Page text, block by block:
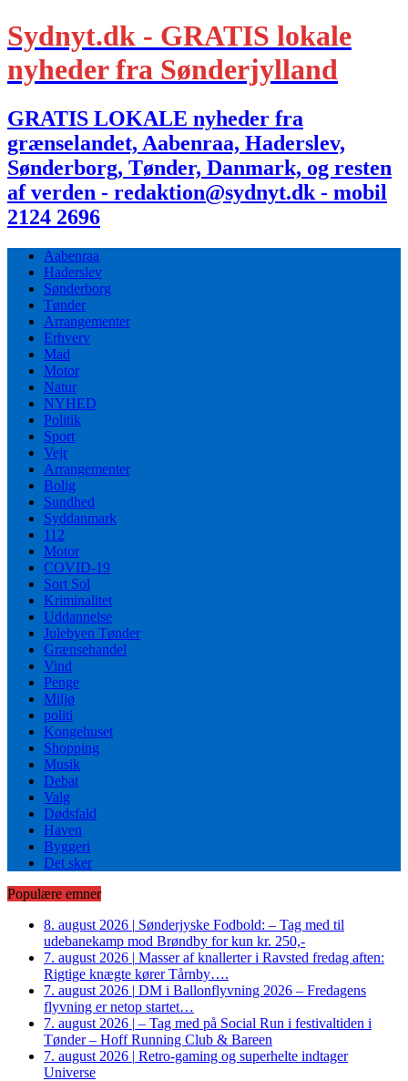
Sydnyt.dk - GRATIS lokale
nyheder fra Sønderjylland
GRATIS LOKALE nyheder fra
grænselandet, Aabenraa, Haderslev,
Sønderborg, Tønder, Danmark, og resten
af verden - redaktion@sydnyt.dk - mobil
2124 2696
Aabenraa
Haderslev
Sønderborg
Tønder
Arrangementer
Erhverv
Mad
Motor
Natur
NYHED
Politik
Sport
Vejr
Arrangementer
Bolig
Sundhed
Syddanmark
112
Motor
COVID-19
Sort Sol
Kriminalitet
Uddannelse
Julebyen Tønder
Grænsehandel
Vind
Penge
Miljø
politi
Kongehuset
Shopping
Musik
Debat
Valg
Dødsfald
Haven
Byggeri
Det sker
Populære emner
8. august 2026 | Sønderjyske Fodbold: – Tag med til
udebanekamp mod Brøndby for kun kr. 250,-
7. august 2026 | Masser af knallerter i Ravsted fredag aften:
Rigtige knægte kører Tårnby….
7. august 2026 | DM i Ballonflyvning 2026 – Fredagens
flyvning er netop startet…
7. august 2026 | – Tag med på Social Run i festivaltiden i
Tønder – Hoff Running Club & Bareen
7. august 2026 | Retro-gaming og superhelte indtager
Universe